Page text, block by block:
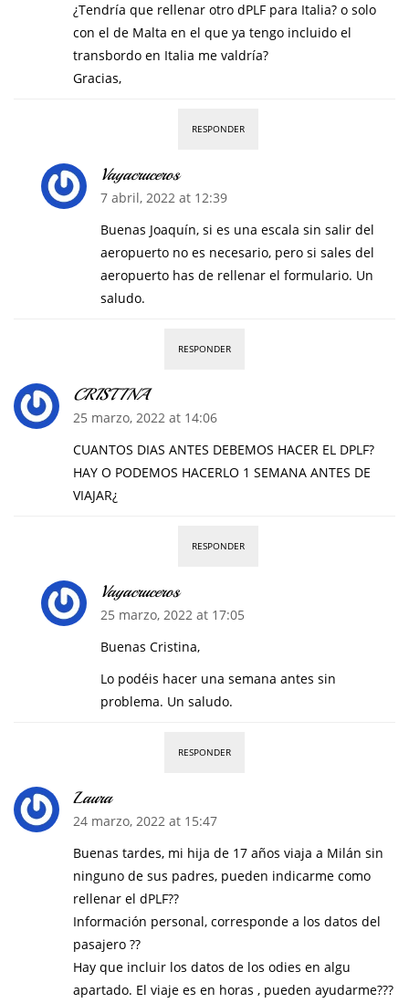
¿Tendría que rellenar otro dPLF para Italia? o solo
con el de Malta en el que ya tengo incluido el
transbordo en Italia me valdría?
Gracias,
RESPONDER
Vayacruceros
7 abril, 2022 at 12:39
Buenas Joaquín, si es una escala sin salir del
aeropuerto no es necesario, pero si sales del
aeropuerto has de rellenar el formulario. Un
saludo.
RESPONDER
CRISTINA
25 marzo, 2022 at 14:06
CUANTOS DIAS ANTES DEBEMOS HACER EL DPLF?
HAY O PODEMOS HACERLO 1 SEMANA ANTES DE
VIAJAR¿
RESPONDER
Vayacruceros
25 marzo, 2022 at 17:05
Buenas Cristina,
Lo podéis hacer una semana antes sin
problema. Un saludo.
RESPONDER
Laura
24 marzo, 2022 at 15:47
Buenas tardes, mi hija de 17 años viaja a Milán sin
ninguno de sus padres, pueden indicarme como
rellenar el dPLF??
Información personal, corresponde a los datos del
pasajero ??
Hay que incluir los datos de los odies en algu
apartado. El viaje es en horas , pueden ayudarme???